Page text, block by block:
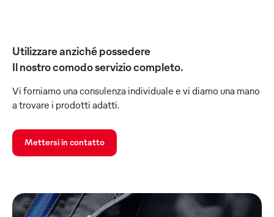
Utilizzare anziché possedere
Il nostro comodo servizio completo.
Vi forniamo una consulenza individuale e vi diamo una mano
a trovare i prodotti adatti.
Mettersi in contatto